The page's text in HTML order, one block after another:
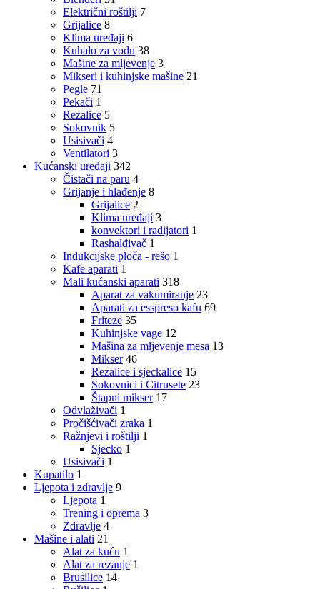
Električni roštilji 7
Grijalice 8
Klima uređaji 6
Kuhalo za vodu 38
Mašine za mljevenje 3
Mikseri i kuhinjske mašine 21
Pegle 71
Pekači 1
Rezalice 5
Sokovnik 5
Usisivači 4
Ventilatori 3
Kućanski uređaji 342
Čistači na paru 4
Grijanje i hlađenje 8
Grijalice 2
Klima uređaji 3
konvektori i radijatori 1
Rashalđivač 1
Indukcijske ploča - rešo 1
Kafe aparati 1
Mali kućanski aparati 318
Aparat za vakumiranje 23
Aparati za esspreso kafu 69
Friteze 35
Kuhinjske vage 12
Mašina za mljevenje mesa 13
Mikser 46
Rezalice i sjeckalice 15
Sokovnici i Citrusete 23
Štapni mikser 17
Odvlaživači 1
Pročišćivači zraka 1
Ražnjevi i roštilji 1
Sjecko 1
Usisivači 1
Kupatilo 1
Ljepota i zdravlje 9
Ljepota 1
Trening i oprema 3
Zdravlje 4
Mašine i alati 21
Alat za kuću 1
Alat za rezanje 1
Brusilice 14